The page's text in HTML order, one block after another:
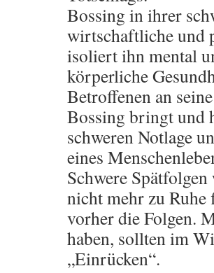
Bossing in ihrer
wirtschaftliche und
isoliert ihn mental
körperliche
Betroffenen an
Bossing bringt und
schweren Notlage
eines
Schwere
nicht mehr zu Ruhe
vorher die Folgen.
haben, sollten im
„Einrücken“.